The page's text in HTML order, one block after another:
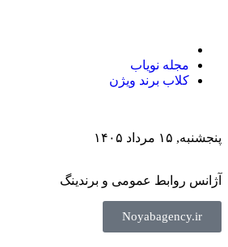
مجله نویاب
کلاب برند ویژن
پنجشنبه, ۱۵ مرداد ۱۴۰۵
آژانس روابط عمومی و برندینگ
Noyabagency.ir